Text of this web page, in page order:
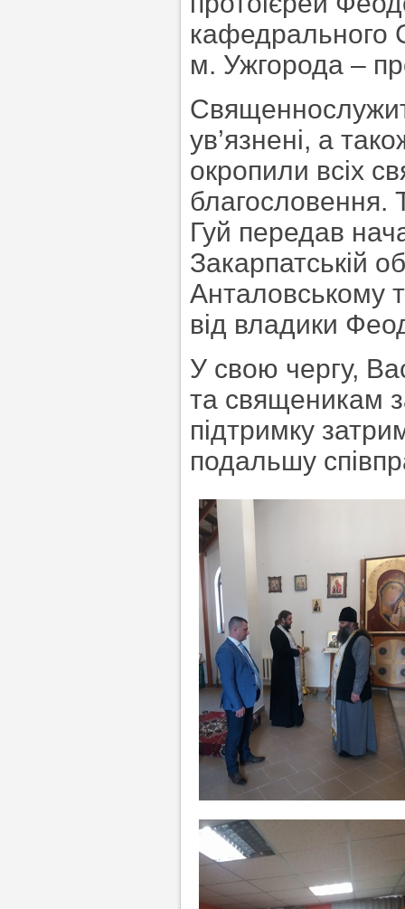
кафедрального
м. Ужгорода –
ув’язнені, а
окропили всіх
благословення.
Гуй передав
Закарпатській
Анталовському
від владики
У свою чергу,
та священикам
підтримку
подальшу